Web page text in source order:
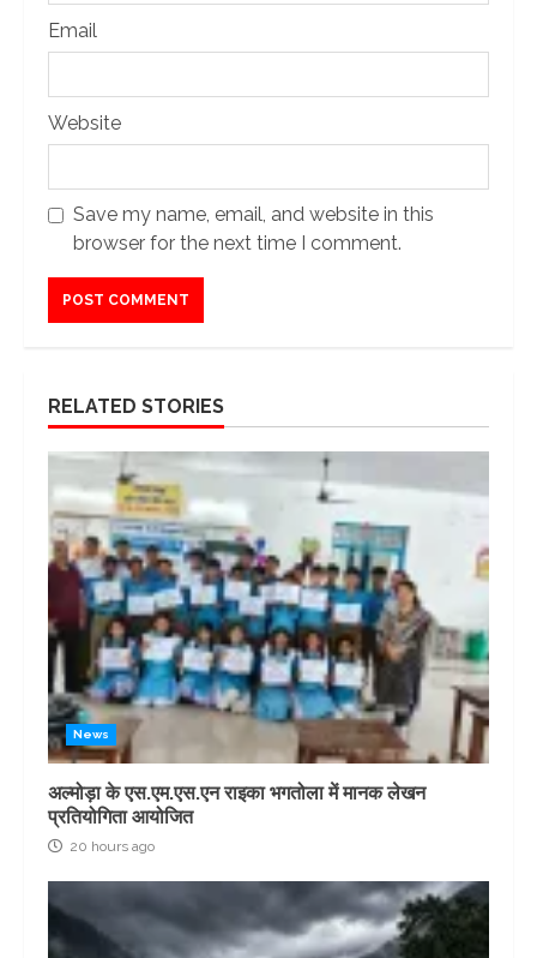
Email
Website
Save my name, email, and website in this
browser for the next time I comment.
RELATED STORIES
News
अल्मोड़ा के एस.एम.एस.एन राइका भगतोला में मानक लेखन
प्रतियोगिता आयोजित
20 hours ago